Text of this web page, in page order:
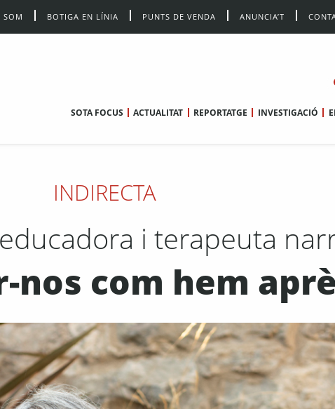
SOM BOTIGA EN LÍNIA PUNTS DE VENDA ANUNCIA’T
SOTA FOCUS ACTUALITAT REPORTATGE INVESTIGACIÓ
INDIRECTA
i terapeuta
nos com hem